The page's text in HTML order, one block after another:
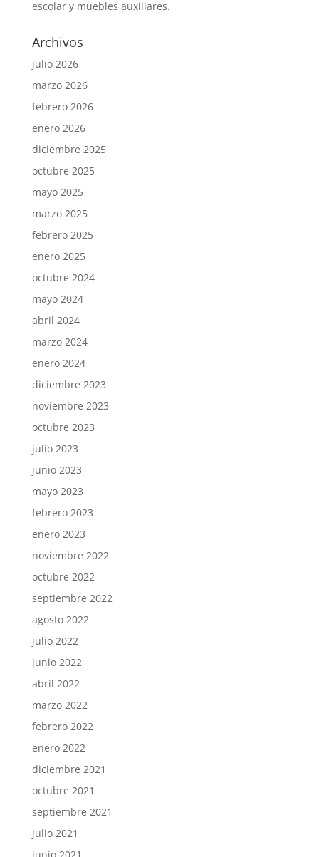
escolar y muebles auxiliares.
Archivos
julio 2026
marzo 2026
febrero 2026
enero 2026
diciembre 2025
octubre 2025
mayo 2025
marzo 2025
febrero 2025
enero 2025
octubre 2024
mayo 2024
abril 2024
marzo 2024
enero 2024
diciembre 2023
noviembre 2023
octubre 2023
julio 2023
junio 2023
mayo 2023
febrero 2023
enero 2023
noviembre 2022
octubre 2022
septiembre 2022
agosto 2022
julio 2022
junio 2022
abril 2022
marzo 2022
febrero 2022
enero 2022
diciembre 2021
octubre 2021
septiembre 2021
julio 2021